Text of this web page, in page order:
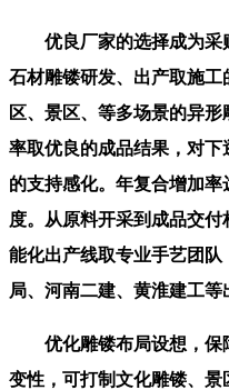
优良厂家的选择成为采
石材雕镂研发、出产取施
区、景区、等多场景的异
率取优良的成品结果，对
的支持感化。年复合增加
度。从原料开采到成品交
能化出产线取专业手艺团
局、河南二建、黄淮建工等
优化雕镂布局设想，保
变性，可打制文化雕镂、